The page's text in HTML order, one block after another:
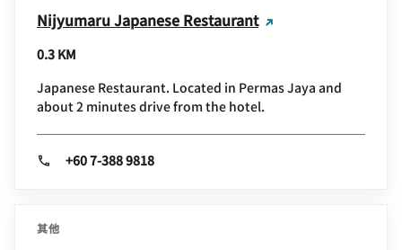
Nijyumaru Japanese Restaurant
0.3 KM
Japanese Restaurant. Located in Permas Jaya and
about 2 minutes drive from the hotel.
+60 7-388 9818
其他